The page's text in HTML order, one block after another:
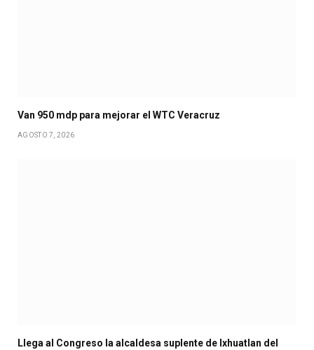
Van 950 mdp para mejorar el WTC Veracruz
AGOSTO 7, 2026
Llega al Congreso la alcaldesa suplente de Ixhuatlan del